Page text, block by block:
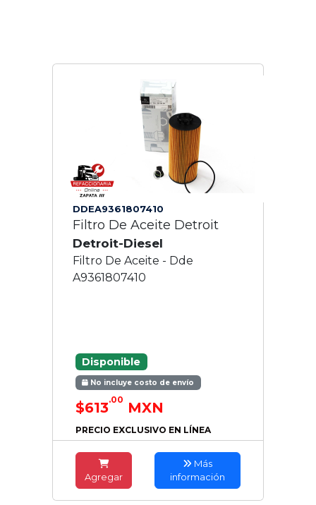
DDEA9361807410
Filtro De Aceite Detroit
Detroit-Diesel
Filtro De Aceite - Dde
A9361807410
Disponible
No incluye costo de envío
$613.00 MXN
PRECIO EXCLUSIVO EN LÍNEA
Agregar
Más
información